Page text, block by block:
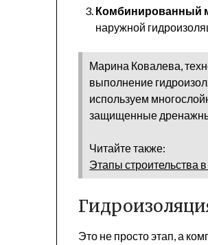
Комбинированный
наружной
Марина Ковалева,
выполнение
используем
защищенные
Читайте также:
Этапы строительства
Это не просто этап, а